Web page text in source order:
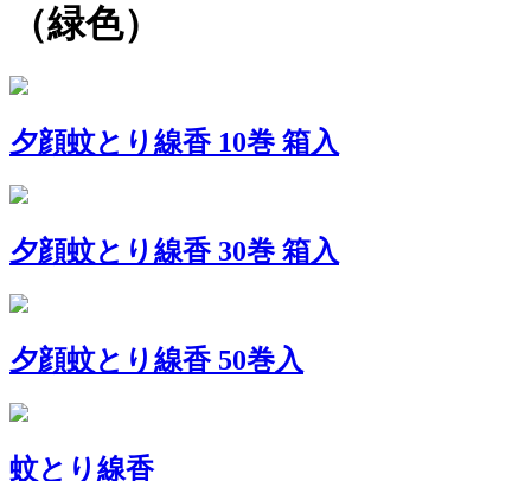
（緑色）
夕顔蚊とり線香 10巻 箱入
夕顔蚊とり線香 30巻 箱入
夕顔蚊とり線香 50巻入
蚊とり線香